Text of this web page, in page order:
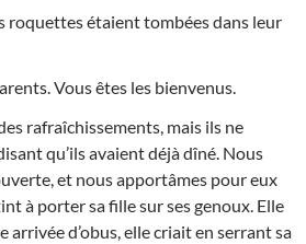
roquettes étaient tombées dans leur
Vous êtes les bienvenus.
rafraîchissements, mais ils ne
qu’ils avaient déjà dîné. Nous
et nous apportâmes pour eux
à porter sa fille sur ses genoux. Elle
arrivée d’obus, elle criait en serrant sa